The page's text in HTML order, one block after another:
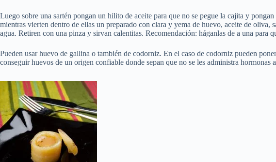
Luego sobre una sartén pongan un hilito de aceite para que no se pegue la cajita y
mientras vierten dentro de ellas un preparado con clara y yema de huevo, aceite de
agua. Retiren con una pinza y sirvan calentitas. Recomendación: háganlas de a una
Pueden usar huevo de gallina o también de codorniz. En el caso de codorniz pueden
conseguir huevos de un origen confiable donde sepan que no se les administra hormonas